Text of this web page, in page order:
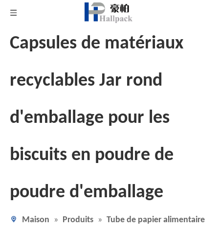
Capsules de matériaux
recyclables Jar rond
d'emballage pour les
biscuits en poudre de
poudre d'emballage
Maison » Produits » Tube de papier alimentaire